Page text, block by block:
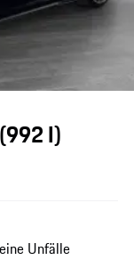
(992 I)
Unfälle